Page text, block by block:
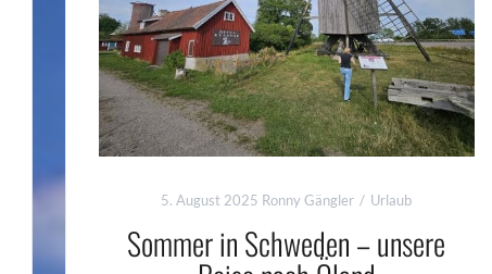
5. August 2025 Ronny Gängler Urlaub
Sommer in Schweden – unsere